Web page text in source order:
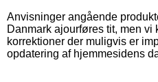
Anvisninger angående
Danmark ajourføres tit, men vi
korrektioner der muligvis er
opdatering af hjemmesidens